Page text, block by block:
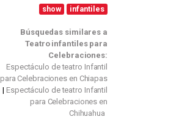
show infantiles
Búsquedas similares a
Teatro infantiles para
Celebraciones:
Espectáculo de teatro Infantil
para Celebraciones en Chiapas
Espectáculo de teatro Infantil
para Celebraciones en
Chihuahua